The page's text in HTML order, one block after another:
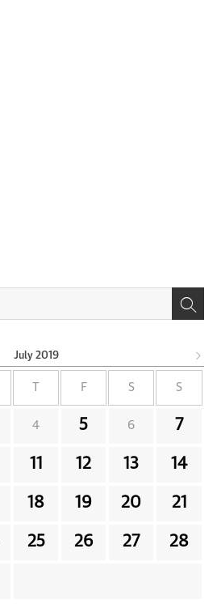
July 2019
F S S
4 5 6 7
11 12 13 14
18 19 20 21
25 26 27 28